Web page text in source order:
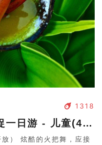
1318
鲁滨逊岛村庄&螃蟹捕捉一日游 - 儿童(4-12岁)
） 炫酷的火把舞，应接